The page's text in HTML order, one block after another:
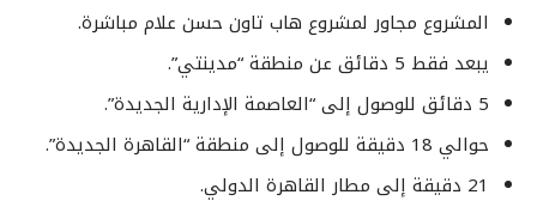
المشروع مجاور لمشروع هاب تاون حسن علام مباشرة.
يبعد فقط 5 دقائق عن منطقة “مدينتي”.
5 دقائق للوصول إلى “العاصمة الإدارية الجديدة”.
حوالي 18 دقيقة للوصول إلى منطقة “القاهرة الجديدة”.
21 دقيقة إلى مطار القاهرة الدولي.